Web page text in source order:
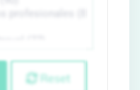
Reset